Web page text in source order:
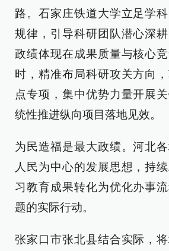
路。石家庄铁道大学立足学
规律，引导科研团队潜心深
政绩体现在成果质量与核心
时，精准布局科研攻关方向
点专项，集中优势力量开展
统性推进纵向项目落地见效。
为民造福是最大政绩。河北
人民为中心的发展思想，持
习教育成果转化为优化办事
题的实际行动。
张家口市张北县结合实际，